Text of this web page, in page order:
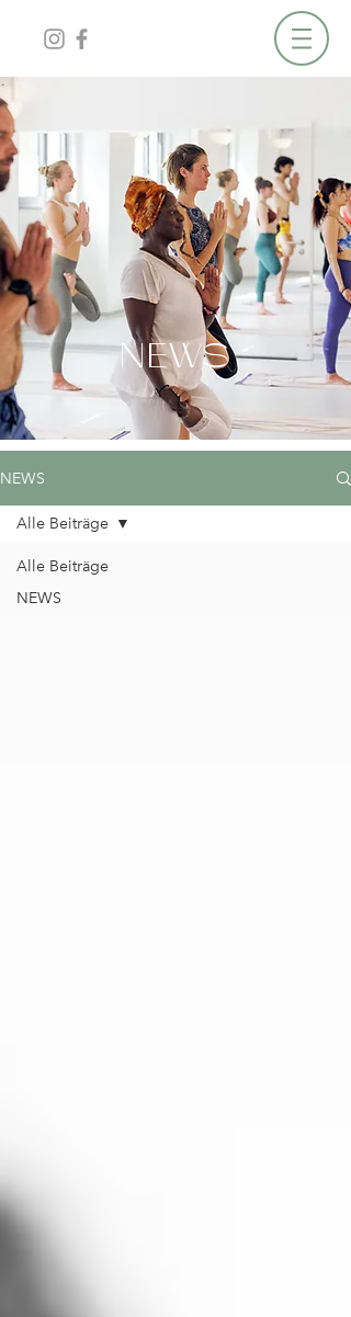
NEWS
IN DEN NEWSLETTER EINTRAGEN
NEWS
Alle Beiträge
NEWS
Alle Beiträge